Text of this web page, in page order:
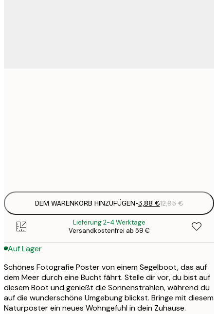
DEM WARENKORB HINZUFÜGEN-3,88 €12,95 €
Lieferung 2-4 Werktage
Versandkostenfrei ab 59 €
Auf Lager
Schönes Fotografie Poster von einem Segelboot, das auf
dem Meer durch eine Bucht fährt. Stelle dir vor, du bist auf
diesem Boot und genießt die Sonnenstrahlen, während du
auf die wunderschöne Umgebung blickst. Bringe mit diesem
Naturposter ein neues Wohngefühl in dein Zuhause.